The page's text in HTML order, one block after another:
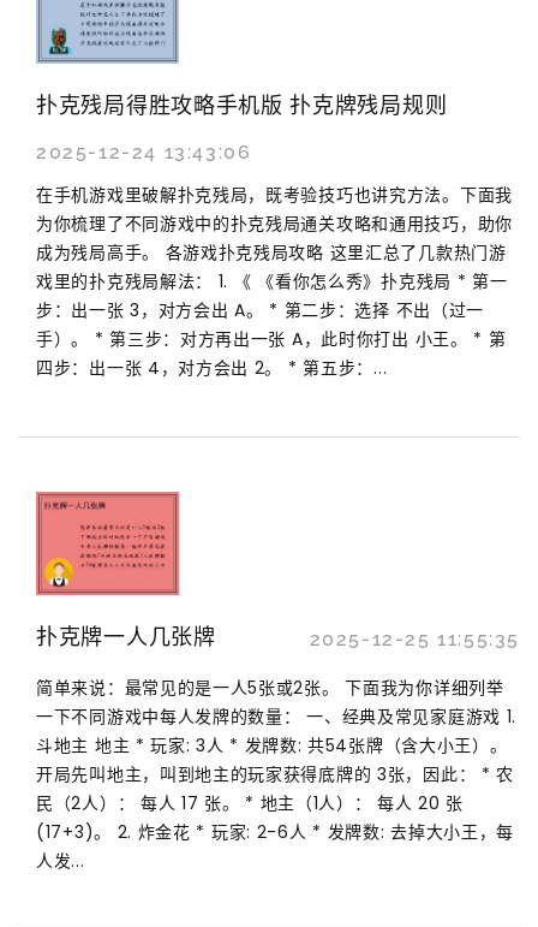
扑克残局得胜攻略手机版 扑克牌残局规则
2025-12-24 13:43:06
在手机游戏里破解扑克残局，既考验技巧也讲究方法。下面我
为你梳理了不同游戏中的扑克残局通关攻略和通用技巧，助你
成为残局高手。 各游戏扑克残局攻略 这里汇总了几款热门游
戏里的扑克残局解法： 1. 《 《看你怎么秀》扑克残局 * 第一
步：出一张 3，对方会出 A。 * 第二步：选择 不出（过一
手）。 * 第三步：对方再出一张 A，此时你打出 小王。 * 第
四步：出一张 4，对方会出 2。 * 第五步：...
扑克牌一人几张牌 2025-12-25 11:55:35
简单来说：最常见的是一人5张或2张。 下面我为你详细列举
一下不同游戏中每人发牌的数量： 一、经典及常见家庭游戏 1.
斗地主 地主 * 玩家: 3人 * 发牌数: 共54张牌（含大小王）。
开局先叫地主，叫到地主的玩家获得底牌的 3张，因此： * 农
民（2人）： 每人 17 张。 * 地主（1人）： 每人 20 张
(17+3)。 2. 炸金花 * 玩家: 2-6人 * 发牌数: 去掉大小王，每
人发...